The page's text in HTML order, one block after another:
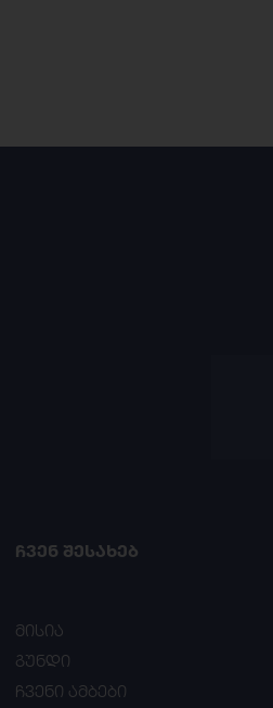
ᲩᲕᲔᲜ ᲨᲔᲡᲐᲮᲔᲑ
მისია
გუნდი
ჩვენი ამბები